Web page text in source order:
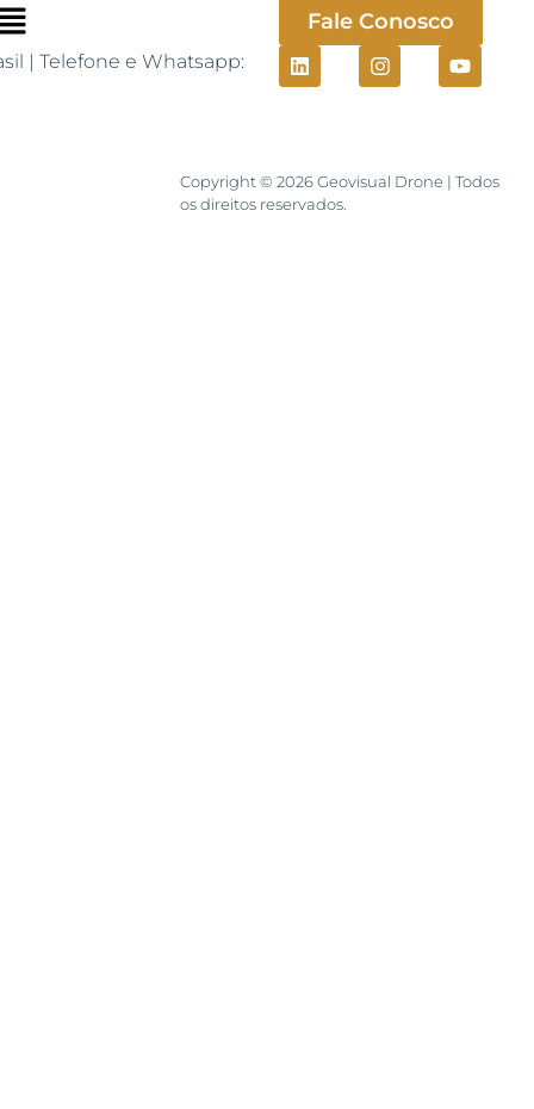
| Telefone e Whatsapp:
Fale Conosco
Copyright © 2026 Geovisual Drone | Todos
os direitos reservados.